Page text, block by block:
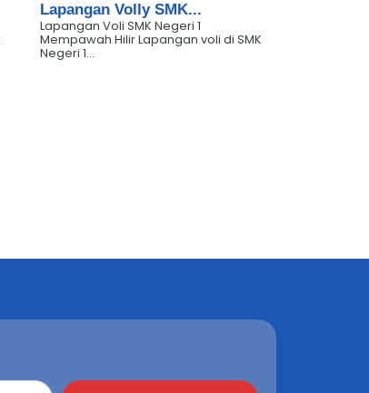
Lapangan Volly SMK...
Lapangan Voli SMK Negeri 1
Mempawah Hilir Lapangan voli di SMK
Negeri 1...